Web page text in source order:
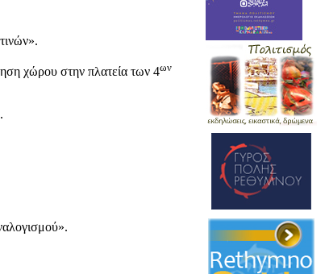
χώρου στην πλατεία των 4ων